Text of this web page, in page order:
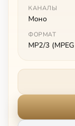
КАНАЛЫ
Моно
ФОРМАТ
MP2/3